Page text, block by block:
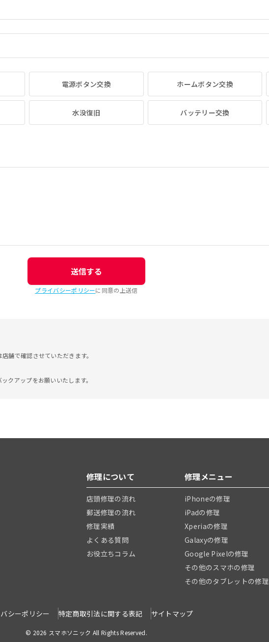
電源ボタン交換 ホームボタン交換
水没復旧 バッテリー交換
送信する
プライバシーポリシーに同意の上送信
舗で確認させていただきます。
クアップをお願いいたします。
修理について
店頭修理の流れ
郵送修理の流れ
修理実績
よくある質問
お役立ちコラム
修理メニュー
iPhoneの修理
iPadの修理
Xperiaの修理
Galaxyの修理
Google Pixelの修理
その他のスマホの修理
その他のタブレットの修理
シーポリシー 特定商取引法に関する表記 サイトマップ
© 2026 スマホソニック All Rights Reserved.